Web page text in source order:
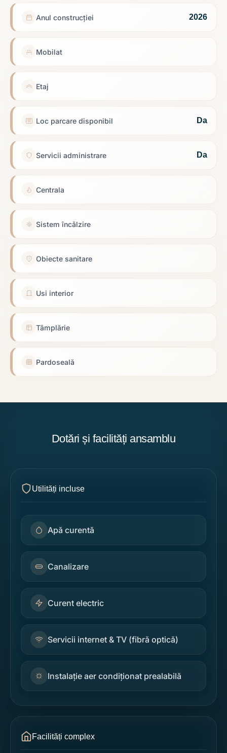
Anul construcției 2026
Mobilat
Etaj
Loc parcare disponibil Da
Servicii administrare Da
Centrala
Sistem încălzire
Obiecte sanitare
Usi interior
Tâmplărie
Pardoseală
Dotări și facilități ansamblu
Utilități incluse
Apă curentă
Canalizare
Curent electric
Servicii internet & TV (fibră optică)
Instalație aer condiționat prealabilă
Facilități complex